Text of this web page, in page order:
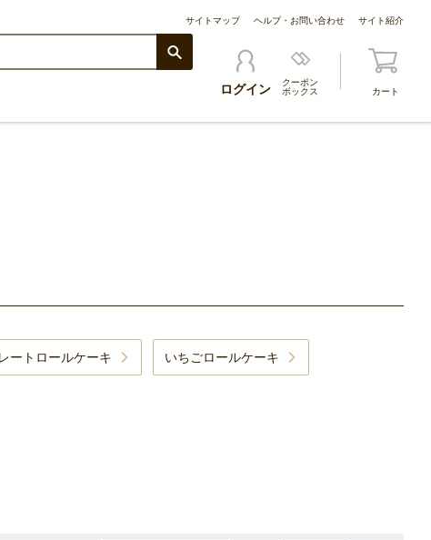
サイトマップ ヘルプ・お問い合わせ サイト紹介
ログイン
クーポン
ボックス
カート
ートロールケーキ いちごロールケーキ